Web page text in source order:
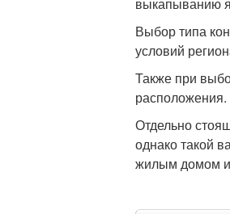
Выбор типа
условий
Также при
расположения.
Отдельно
однако такой
жилым домом